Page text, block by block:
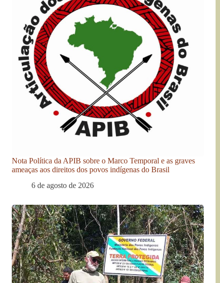
Nota Política da APIB sobre o Marco Temporal e as graves
ameaças aos direitos dos povos indígenas do Brasil
6 de agosto de 2026